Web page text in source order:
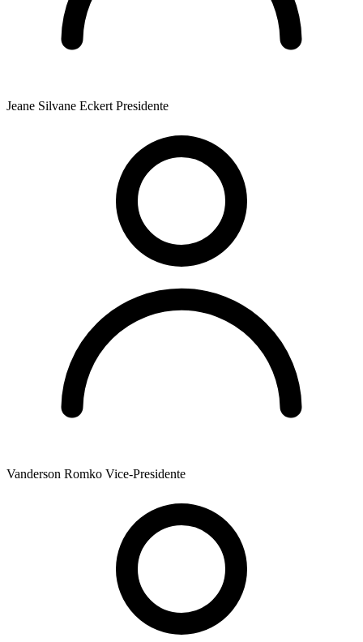
Jeane Silvane Eckert Presidente
Vanderson Romko Vice-Presidente